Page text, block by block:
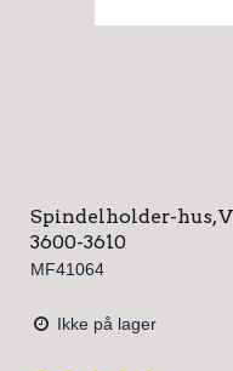
Spindelholder-hus,
3600-3610
MF41064
Ikke på lager